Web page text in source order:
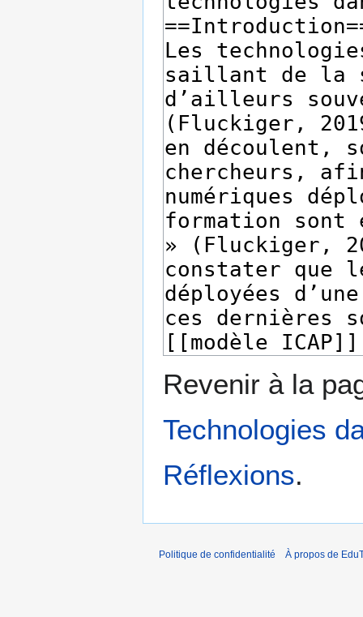
Revenir à la
Technologies
Réflexions.
Politique de confidentialité À propos de